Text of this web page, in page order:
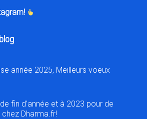
année 2025, Meilleurs voeux
fin d’année et à 2023 pour de
Dharma.fr!